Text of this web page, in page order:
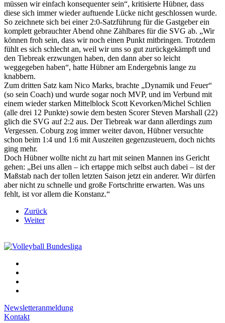
müssen wir einfach konsequenter sein“, kritisierte Hübner, dass
diese sich immer wieder auftuende Lücke nicht geschlossen wurde.
So zeichnete sich bei einer 2:0-Satzführung für die Gastgeber ein
komplett gebrauchter Abend ohne Zählbares für die SVG ab. „Wir
können froh sein, dass wir noch einen Punkt mitbringen. Trotzdem
fühlt es sich schlecht an, weil wir uns so gut zurückgekämpft und
den Tiebreak erzwungen haben, den dann aber so leicht
weggegeben haben“, hatte Hübner am Endergebnis lange zu
knabbern.
Zum dritten Satz kam Nico Marks, brachte „Dynamik und Feuer“
(so sein Coach) und wurde sogar noch MVP, und im Verbund mit
einem wieder starken Mittelblock Scott Kevorken/Michel Schlien
(alle drei 12 Punkte) sowie dem besten Scorer Steven Marshall (22)
glich die SVG auf 2:2 aus. Der Tiebreak war dann allerdings zum
Vergessen. Coburg zog immer weiter davon, Hübner versuchte
schon beim 1:4 und 1:6 mit Auszeiten gegenzusteuern, doch nichts
ging mehr.
Doch Hübner wollte nicht zu hart mit seinen Mannen ins Gericht
gehen: „Bei uns allen – ich ertappe mich selbst auch dabei – ist der
Maßstab nach der tollen letzten Saison jetzt ein anderer. Wir dürfen
aber nicht zu schnelle und große Fortschritte erwarten. Was uns
fehlt, ist vor allem die Konstanz.“
Zurück
Weiter
Newsletteranmeldung
Kontakt